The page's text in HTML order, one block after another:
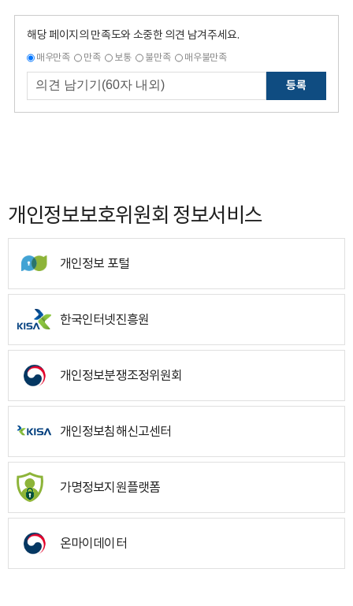
해당 페이지의 만족도와 소중한 의견 남겨주세요.
매우만족 만족 보통 불만족 매우불만족
등록
개인정보보호위원회 정보서비스
개인정보 포털
한국인터넷진흥원
개인정보분쟁조정위원회
개인정보침해신고센터
가명정보지원플랫폼
온마이데이터